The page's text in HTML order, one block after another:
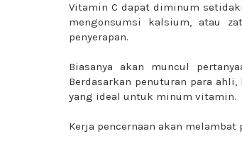
Vitamin C dapat diminum
mengonsumsi kalsium, atau
penyerapan.
Biasanya akan muncul
Berdasarkan penuturan para
yang ideal untuk minum vitamin.
Kerja pencernaan akan